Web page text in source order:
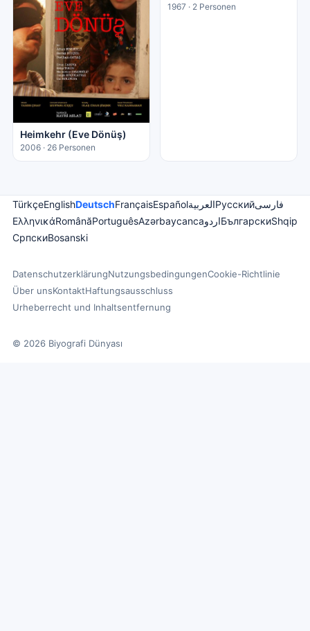
Heimkehr (Eve Dönüş)
2006 · 26 Personen
1967 · 2 Personen
TürkçeEnglishDeutschFrançaisEspañolالعربيةРусскийفارسی
ΕλληνικάRomânăPortuguêsAzərbaycancaاردوБългарскиShqip
СрпскиBosanski
DatenschutzerklärungNutzungsbedingungenCookie-Richtlinie
Über unsKontaktHaftungsausschluss
Urheberrecht und Inhaltsentfernung
© 2026 Biyografi Dünyası